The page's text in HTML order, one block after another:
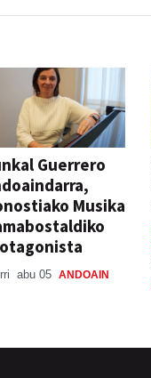
Guerrero
Musika
abu 05 ANDOAIN